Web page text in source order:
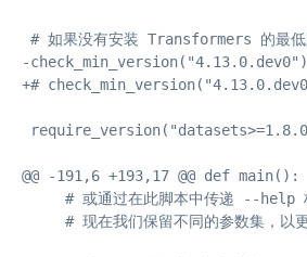
# 如果没有安装 Transformers 的最低
-check_min_version("4.13.0.dev0")
+#
@@ -191,6 +193,17 @@ def main():
# 或通过在此脚本中传递 --help
# 现在我们保留不同的参数集，以